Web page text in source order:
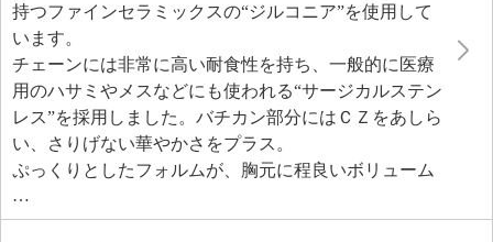
持つファインセラミックスの“ジルコニア”を使用して
います。
チェーンには非常に高い耐食性を持ち、一般的に医療
用のハサミやメスなどにも使われる“サージカルステン
レス”を採用しました。バチカン部分にはＣＺをあしら
い、さりげない華やかさをプラス。
ぷっくりとしたフォルムが、胸元に程良いボリューム
感と存在感を演出します。シンプルな装いに合わせる
だけで、上品なアクセントを添えてくれるアイテムで